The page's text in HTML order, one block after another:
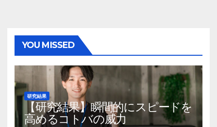
YOU MISSED
研究結果
【研究結果】瞬間的にスピードを
高めるコトバの威力